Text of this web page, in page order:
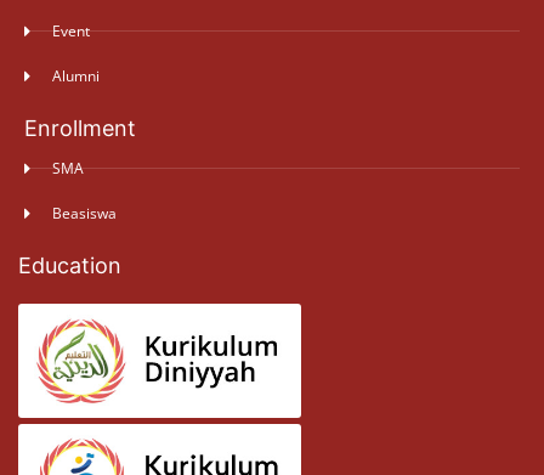
Event
Alumni
Enrollment
SMA
Beasiswa
Education